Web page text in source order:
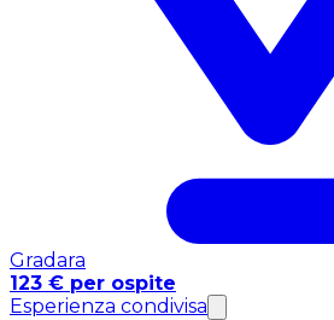
Gradara
123 € per ospite
Esperienza condivisa